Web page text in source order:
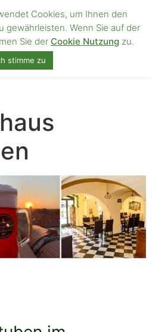
Essen und gemütlich
Cookies, um Ihnen den
gewährleisten. Wenn Sie auf der
Sie der Cookie Nutzung zu.
stimme zu